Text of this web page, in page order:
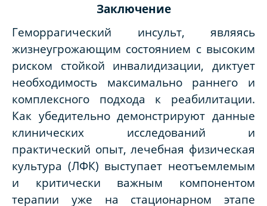
Заключение
Геморрагический инсульт, являясь
жизнеугрожающим состоянием с высоким
риском стойкой инвалидизации, диктует
необходимость максимально раннего и
комплексного подхода к реабилитации.
Как убедительно демонстрируют данные
клинических исследований и
практический опыт, лечебная физическая
культура (ЛФК) выступает неотъемлемым
и критически важным компонентом
терапии уже на стационарном этапе